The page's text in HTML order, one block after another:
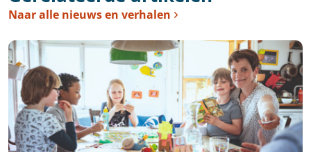
Naar alle nieuws en verhalen